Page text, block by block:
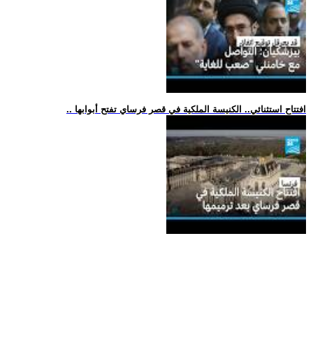
.. افتتاح استثنائي.. الكنيسة الملكية في قصر فرساي تفتح أبوابها